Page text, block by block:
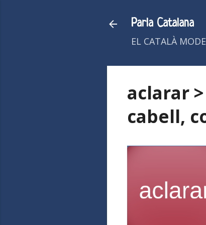
Parla Catalana
EL CATALÀ
aclarar
cabell,